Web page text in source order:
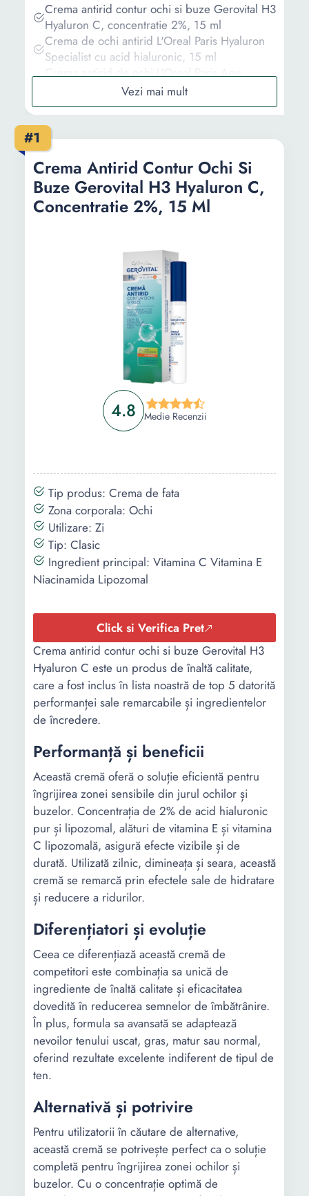
#1
4.8 Medie Recenzii
Crema Antirid Contur Ochi Si
Buze Gerovital H3 Hyaluron C,
Concentratie 2%, 15 Ml
Tip produs: Crema de fata
Zona corporala: Ochi
Utilizare: Zi
Tip: Clasic
Ingredient principal: Vitamina C Vitamina E
Niacinamida Lipozomal
Click si Verifica Pret
Crema antirid contur ochi si buze Gerovital H3
Hyaluron C este un produs de înaltă calitate,
care a fost inclus în lista noastră de top 5 datorită
performanței sale remarcabile și ingredientelor
de încredere.
Performanță și beneficii
Această cremă oferă o soluție eficientă pentru
îngrijirea zonei sensibile din jurul ochilor și
buzelor. Concentrația de 2% de acid hialuronic
pur și lipozomal, alături de vitamina E și vitamina
C lipozomală, asigură efecte vizibile și de
durată. Utilizată zilnic, dimineața și seara, această
cremă se remarcă prin efectele sale de hidratare
și reducere a ridurilor.
Diferențiatori și evoluție
Ceea ce diferențiază această cremă de
competitori este combinația sa unică de
ingrediente de înaltă calitate și eficacitatea
dovedită în reducerea semnelor de îmbătrânire.
În plus, formula sa avansată se adaptează
nevoilor tenului uscat, gras, matur sau normal,
oferind rezultate excelente indiferent de tipul de
ten.
Alternativă și potrivire
Pentru utilizatorii în căutare de alternative,
această cremă se potrivește perfect ca o soluție
completă pentru îngrijirea zonei ochilor și
buzelor. Cu o concentrație optimă de
Crema antirid contur ochi si buze Gerovital H3
Hyaluron C, concentratie 2%, 15 ml
Crema de ochi antirid L'Oreal Paris Hyaluron
Specialist cu acid hialuronic, 15 ml
Crema antirid de ochi L'Oreal Paris Age
Specialist 55+ cu efect restaurator, 15 ml
Crema antirid contur ochi Gerovital H3
Derma+, 15 ml
Crema antirid de ochi Elmiplant Hyaluronic,
15 ml
Informații